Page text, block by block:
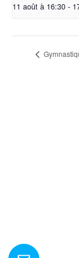
11 août à 16:30 -